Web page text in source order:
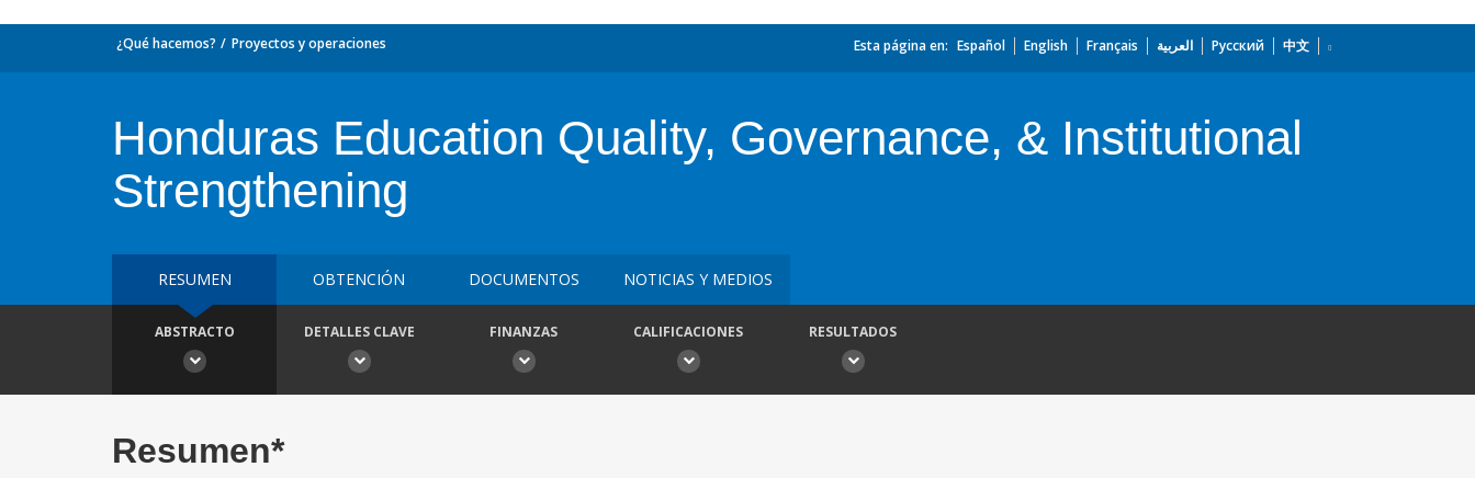
¿Qué hacemos? Proyectos y operaciones Esta página en: Español English Français العربية Русский 中文
Honduras Education Quality, Governance, & Institutional
Strengthening
RESUMEN OBTENCIÓN DOCUMENTOS NOTICIAS Y MEDIOS
ABSTRACTO DETALLES CLAVE FINANZAS CALIFICACIONES RESULTADOS
Resumen*